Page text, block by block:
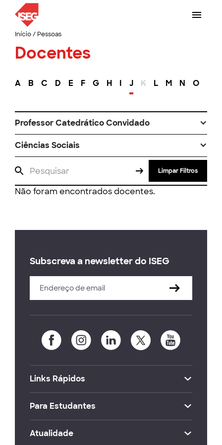
Início/ Pessoas
Docentes
A B C D E F G H I J K L M N O
Professor Catedrático Convidado
Ciências Sociais
Limpar Filtros
Não foram encontrados docentes.
Subscreva a newsletter do ISEG
Links Rápidos
Para Estudantes
Atualidade